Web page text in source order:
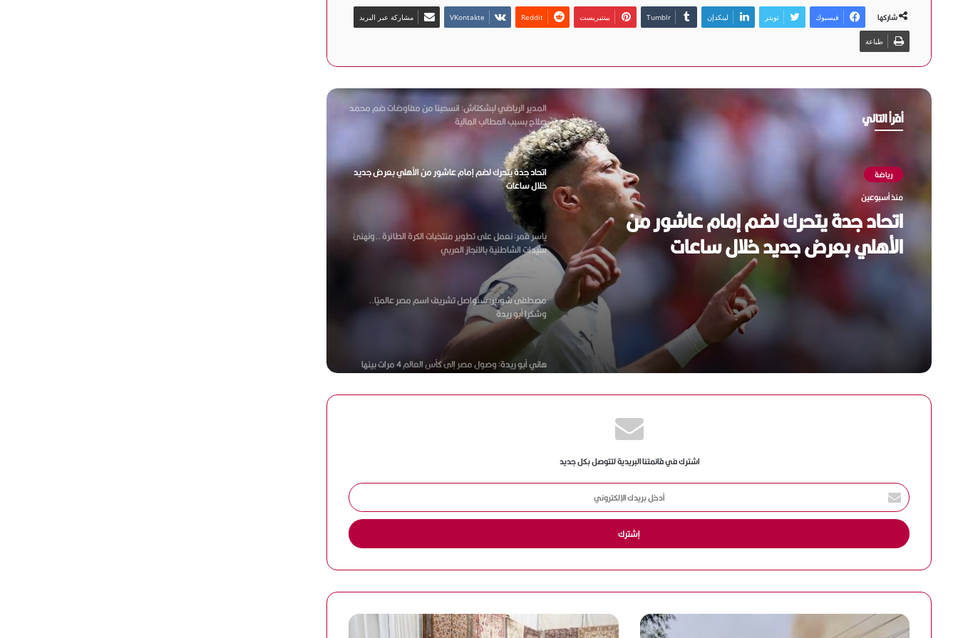
شاركها فيسبوك تويتر لينكدإن بينتيريست مشاركة عبر البريد
طباعة
أقرأ التالي
رياضة
منذ أسبوعين
اتحاد جدة يتحرك لضم إمام عاشور من
الأهلي بعرض جديد خلال ساعات
من الفيحاء السعودي
المدير الرياضي لبشكتاش: انسحبنا من مفاوضات ضم محمد
صلاح بسبب المطالب المالية
اتحاد جدة يتحرك لضم إمام عاشور من الأهلي بعرض جديد
خلال ساعات
ياسر قمر: نعمل على تطوير منتخبات الكرة الطائرة ..ونهنئ
سيدات الشاطئية بالانجاز العربي
مصطفى شوبير: سنواصل تشريف اسم مصر عالميًا..
وشكرا أبو ريدة
هاني أبو ريدة: وصول مصر إلى كأس العالم 4 مرات بينها
مرتان في عهد الرئيس السيسي يعكس حجم الدعم للكرة
المصرية
إسبانيا وبلجيكا في قمة نارية لحسم بطاقة التأهل إلى نصف
التدريب موسمًا كاملًا
الأهلي يحسم الجدل بشأن مروان عطية.. لا عروض رسمية
اشترك في قائمتنا البريدية لتتوصل بكل جديد
أ
د
خ
ل
د
ا